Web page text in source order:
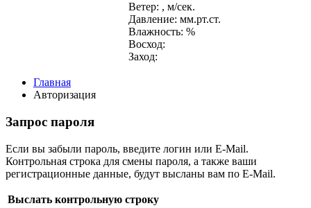
Ветер: , м/сек.
Давление: мм.рт.ст.
Влажность: %
Восход:
Заход:
Главная
Авторизация
Запрос пароля
Если вы забыли пароль, введите логин или E-Mail.
Контрольная строка для смены пароля, а также ваши
регистрационные данные, будут высланы вам по E-Mail.
Выслать контрольную строку